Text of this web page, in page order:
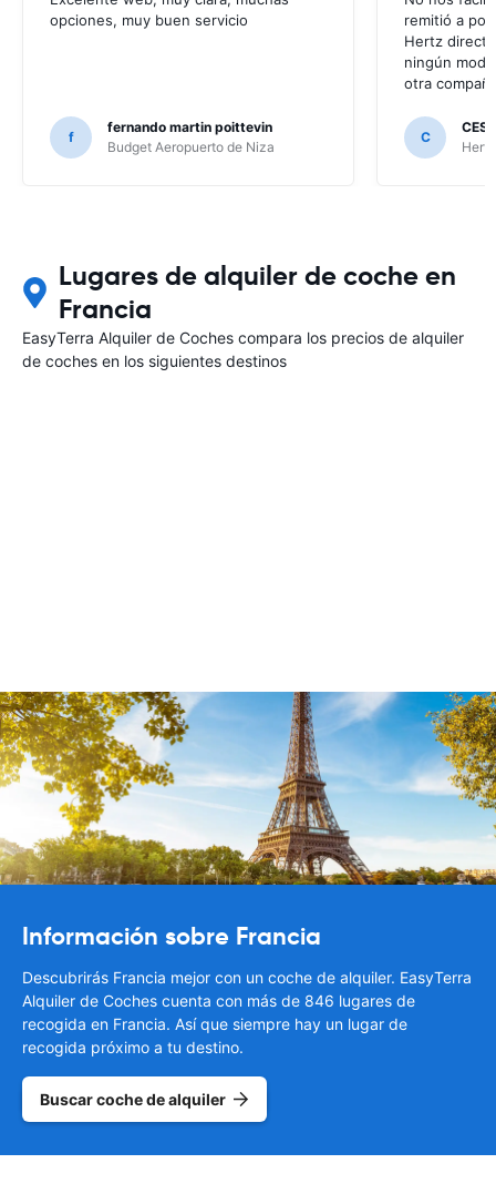
opciones, muy buen servicio
f
fernando martin poittevin
Budget Aeropuerto de Niza
remitió a
Hertz
ningún
otra
C
Lugares de alquiler de coche en
Francia
EasyTerra Alquiler de Coches compara los precios de alquiler
de coches en los siguientes destinos
Información sobre Francia
Descubrirás Francia mejor con un coche de alquiler. EasyTerra
Alquiler de Coches cuenta con más de 846 lugares de
recogida en Francia. Así que siempre hay un lugar de
recogida próximo a tu destino.
Buscar coche de alquiler